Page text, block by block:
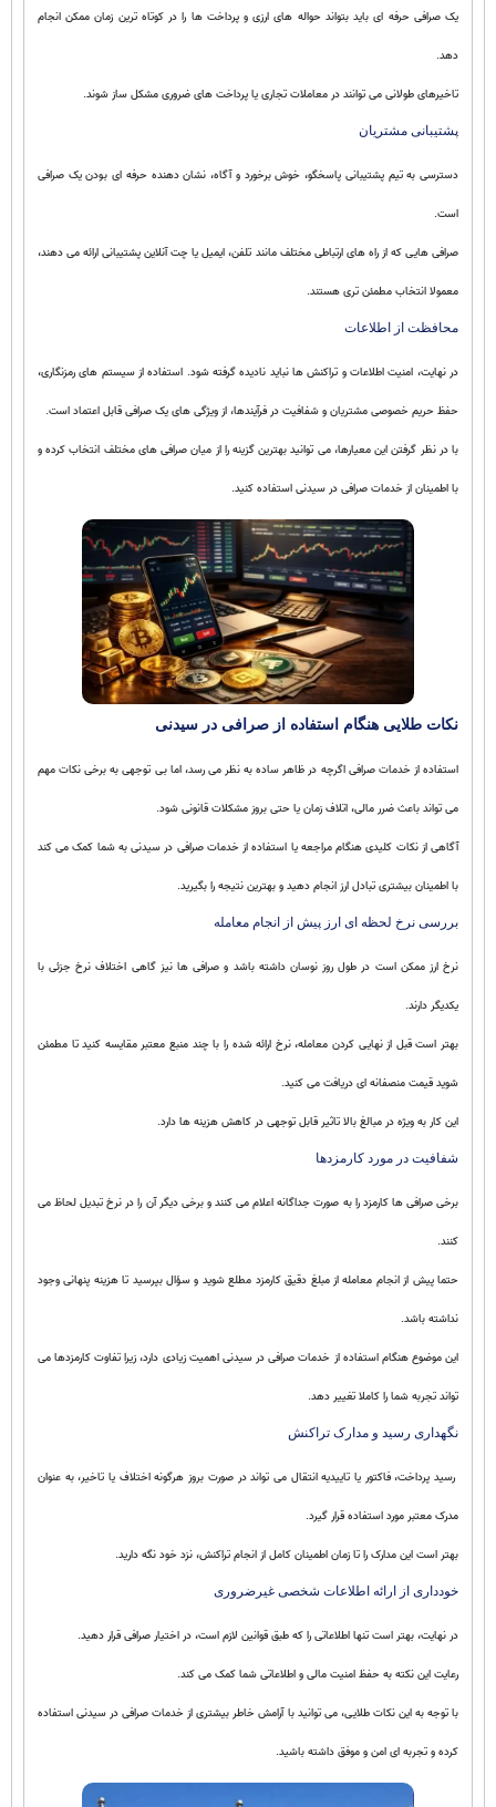
یک صرافی حرفه ای باید بتواند حواله های ارزی و پرداخت ها را در کوتاه ترین زمان ممکن انجام
دهد.
تاخیرهای طولانی می توانند در معاملات تجاری یا پرداخت های ضروری مشکل ساز شوند.
پشتیبانی مشتریان
دسترسی به تیم پشتیبانی پاسخگو، خوش برخورد و آگاه، نشان دهنده حرفه ای بودن یک صرافی
است.
صرافی هایی که از راه های ارتباطی مختلف مانند تلفن، ایمیل یا چت آنلاین پشتیبانی ارائه می دهند،
معمولا انتخاب مطمئن تری هستند.
محافظت از اطلاعات
در نهایت، امنیت اطلاعات و تراکنش ها نباید نادیده گرفته شود. استفاده از سیستم های رمزنگاری،
حفظ حریم خصوصی مشتریان و شفافیت در فرآیندها، از ویژگی های یک صرافی قابل اعتماد است.
با در نظر گرفتن این معیارها، می توانید بهترین گزینه را از میان صرافی های مختلف انتخاب کرده و
با اطمینان از خدمات صرافی در سیدنی استفاده کنید.
نکات طلایی هنگام استفاده از صرافی در سیدنی
استفاده از خدمات صرافی اگرچه در ظاهر ساده به نظر می رسد، اما بی توجهی به برخی نکات مهم
می تواند باعث ضرر مالی، اتلاف زمان یا حتی بروز مشکلات قانونی شود.
آگاهی از نکات کلیدی هنگام مراجعه یا استفاده از خدمات صرافی در سیدنی به شما کمک می کند
با اطمینان بیشتری تبادل ارز انجام دهید و بهترین نتیجه را بگیرید.
بررسی نرخ لحظه ای ارز پیش از انجام معامله
نرخ ارز ممکن است در طول روز نوسان داشته باشد و صرافی ها نیز گاهی اختلاف نرخ جزئی با
یکدیگر دارند.
بهتر است قبل از نهایی کردن معامله، نرخ ارائه شده را با چند منبع معتبر مقایسه کنید تا مطمئن
شوید قیمت منصفانه ای دریافت می کنید.
این کار به ویژه در مبالغ بالا تاثیر قابل توجهی در کاهش هزینه ها دارد.
شفافیت در مورد کارمزدها
برخی صرافی ها کارمزد را به صورت جداگانه اعلام می کنند و برخی دیگر آن را در نرخ تبدیل لحاظ می
کنند.
حتما پیش از انجام معامله از مبلغ دقیق کارمزد مطلع شوید و سؤال بپرسید تا هزینه پنهانی وجود
نداشته باشد.
این موضوع هنگام استفاده از خدمات صرافی در سیدنی اهمیت زیادی دارد، زیرا تفاوت کارمزدها می
تواند تجربه شما را کاملا تغییر دهد.
نگهداری رسید و مدارک تراکنش
رسید پرداخت، فاکتور یا تاییدیه انتقال می تواند در صورت بروز هرگونه اختلاف یا تاخیر، به عنوان
مدرک معتبر مورد استفاده قرار گیرد.
بهتر است این مدارک را تا زمان اطمینان کامل از انجام تراکنش، نزد خود نگه دارید.
خودداری از ارائه اطلاعات شخصی غیرضروری
در نهایت، بهتر است تنها اطلاعاتی را که طبق قوانین لازم است، در اختیار صرافی قرار دهید.
رعایت این نکته به حفظ امنیت مالی و اطلاعاتی شما کمک می کند.
با توجه به این نکات طلایی، می توانید با آرامش خاطر بیشتری از خدمات صرافی در سیدنی استفاده
کرده و تجربه ای امن و موفق داشته باشید.